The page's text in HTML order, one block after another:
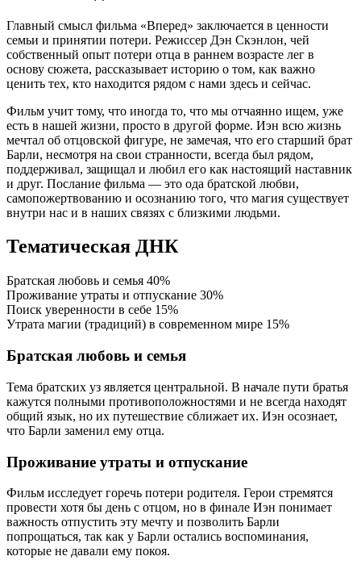
Главный смысл фильма «Вперед» заключается в ценности
семьи и принятии потери. Режиссер Дэн Скэнлон, чей
собственный опыт потери отца в раннем возрасте лег в
основу сюжета, рассказывает историю о том, как важно
ценить тех, кто находится рядом с нами здесь и сейчас.
Фильм учит тому, что иногда то, что мы отчаянно ищем, уже
есть в нашей жизни, просто в другой форме. Иэн всю жизнь
мечтал об отцовской фигуре, не замечая, что его старший брат
Барли, несмотря на свои странности, всегда был рядом,
поддерживал, защищал и любил его как настоящий наставник
и друг. Послание фильма — это ода братской любви,
самопожертвованию и осознанию того, что магия существует
внутри нас и в наших связях с близкими людьми.
Тематическая ДНК
Братская любовь и семья 40%
Проживание утраты и отпускание 30%
Поиск уверенности в себе 15%
Утрата магии (традиций) в современном мире 15%
Братская любовь и семья
Тема братских уз является центральной. В начале пути братья
кажутся полными противоположностями и не всегда находят
общий язык, но их путешествие сближает их. Иэн осознает,
что Барли заменил ему отца.
Проживание утраты и отпускание
Фильм исследует горечь потери родителя. Герои стремятся
провести хотя бы день с отцом, но в финале Иэн понимает
важность отпустить эту мечту и позволить Барли
попрощаться, так как у Барли остались воспоминания,
которые не давали ему покоя.